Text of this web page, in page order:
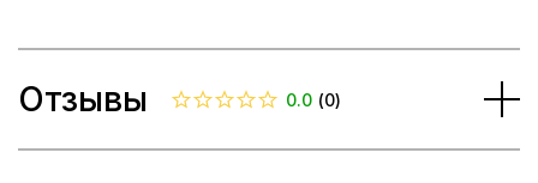
Отзывы 0.0 (0)